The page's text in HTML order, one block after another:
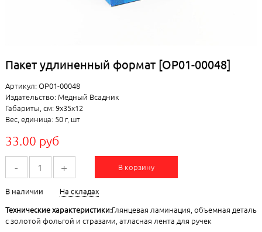
Пакет удлиненный формат [ОР01-00048]
Артикул: ОР01-00048
Издательство: Медный Всадник
Габариты, см: 9x35x12
Вес, единица: 50 г, шт
33.00 руб
- + В корзину
В наличии
На складах
Технические характеристики:Глянцевая ламинация, объемная деталь
с золотой фольгой и стразами, атласная лента для ручек